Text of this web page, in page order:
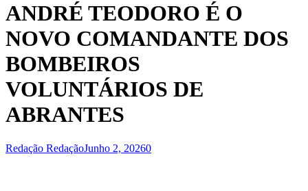
ANDRÉ TEODORO É O
NOVO COMANDANTE DOS
BOMBEIROS
VOLUNTÁRIOS DE
ABRANTES
Redação RedaçãoJunho 2, 20260